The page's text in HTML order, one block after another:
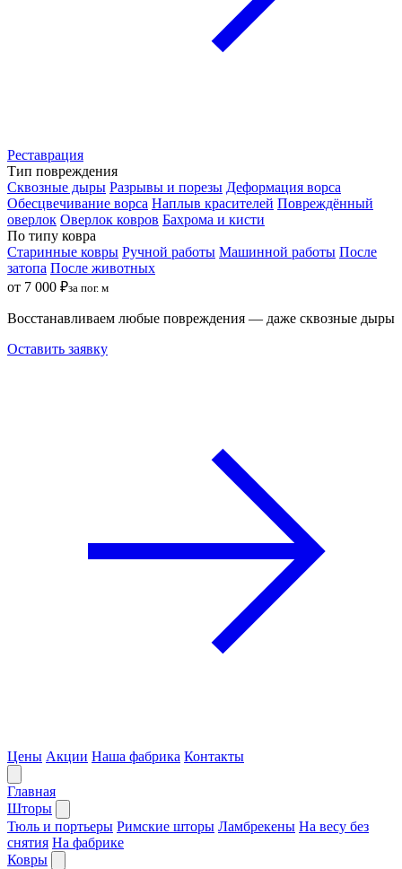
Реставрация
Тип повреждения
Сквозные дыры Разрывы и порезы Деформация ворса
Обесцвечивание ворса Наплыв красителей Повреждённый
оверлок Оверлок ковров Бахрома и кисти
По типу ковра
Старинные ковры Ручной работы Машинной работы После
затопа После животных
от 7 000 ₽за пог. м
Восстанавливаем любые повреждения — даже сквозные дыры
Оставить заявку
Цены Акции Наша фабрика Контакты
Главная
Шторы
Тюль и портьеры Римские шторы Ламбрекены На весу без
снятия На фабрике
Ковры